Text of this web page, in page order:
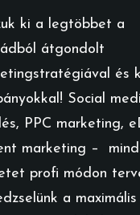
ki a legtöbbet a
átgondolt
és
Social
PPC marketing,
marketing –
profi módon
a maximális